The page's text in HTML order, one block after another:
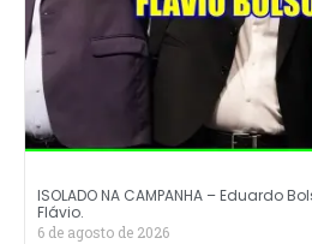
ISOLADO NA CAMPANHA – Eduardo
Flávio.
6 de agosto de 2026